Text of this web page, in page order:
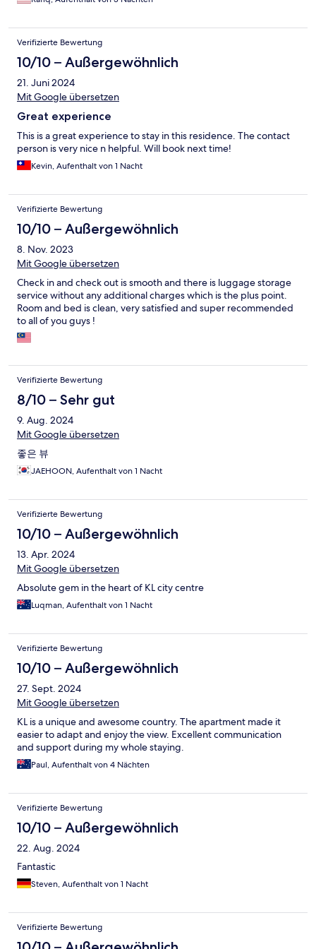
Verifizierte Bewertung
10/10 – Außergewöhnlich
21. Juni 2024
Mit Google übersetzen
Great experience
This is a great experience to stay in this residence. The contact
person is very nice n helpful. Will book next time!
Kevin, Aufenthalt von 1 Nacht
Verifizierte Bewertung
10/10 – Außergewöhnlich
8. Nov. 2023
Mit Google übersetzen
Check in and check out is smooth and there is luggage storage
service without any additional charges which is the plus point.
Room and bed is clean, very satisfied and super recommended
to all of you guys !
Verifizierte Bewertung
8/10 – Sehr gut
9. Aug. 2024
Mit Google übersetzen
좋은 뷰
JAEHOON, Aufenthalt von 1 Nacht
Verifizierte Bewertung
10/10 – Außergewöhnlich
13. Apr. 2024
Mit Google übersetzen
Absolute gem in the heart of KL city centre
Luqman, Aufenthalt von 1 Nacht
Verifizierte Bewertung
10/10 – Außergewöhnlich
27. Sept. 2024
Mit Google übersetzen
KL is a unique and awesome country. The apartment made it
easier to adapt and enjoy the view. Excellent communication
and support during my whole staying.
Paul, Aufenthalt von 4 Nächten
Verifizierte Bewertung
10/10 – Außergewöhnlich
22. Aug. 2024
Fantastic
Steven, Aufenthalt von 1 Nacht
Verifizierte Bewertung